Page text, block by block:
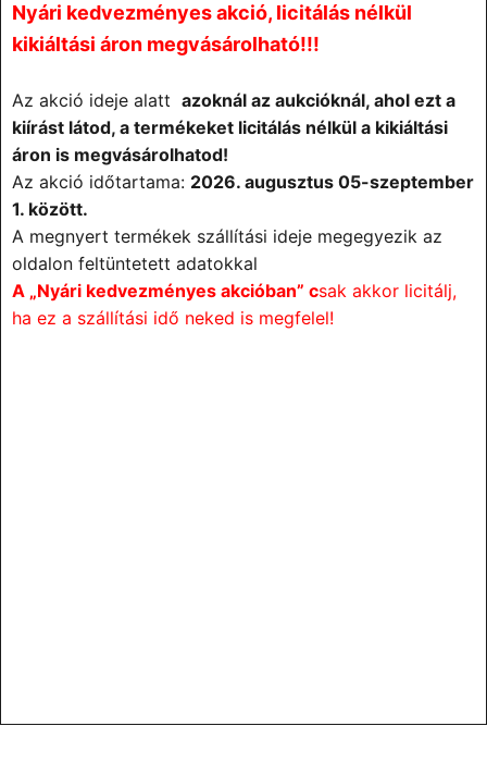
Nyári kedvezményes akció, licitálás nélkül
kikiáltási áron megvásárolható!!!
Az akció ideje alatt azoknál az aukcióknál, ahol ezt a
kiírást látod, a termékeket licitálás nélkül a kikiáltási
áron is megvásárolhatod!
Az akció időtartama: 2026. augusztus 05-szeptember
1. között.
A megnyert termékek szállítási ideje megegyezik az
oldalon feltüntetett adatokkal
A „Nyári kedvezményes akcióban” csak akkor licitálj,
ha ez a szállítási idő neked is megfelel!